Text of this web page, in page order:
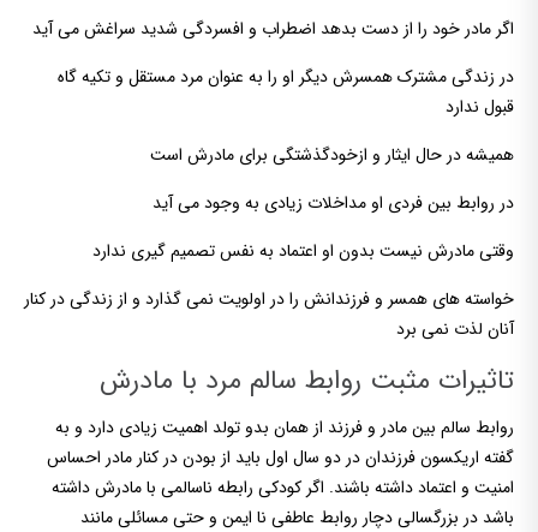
اگر مادر خود را از دست بدهد اضطراب و افسردگی شدید سراغش می آید
در زندگی مشترک همسرش دیگر او را به عنوان مرد مستقل و تکیه گاه
قبول ندارد
همیشه در حال ایثار و ازخودگذشتگی برای مادرش است
در روابط بین فردی او مداخلات زیادی به وجود می آید
وقتی مادرش نیست بدون او اعتماد به نفس تصمیم گیری ندارد
خواسته های همسر و فرزندانش را در اولویت نمی گذارد و از زندگی در کنار
آنان لذت نمی برد
تاثیرات مثبت روابط سالم مرد با مادرش
روابط سالم بین مادر و فرزند از همان بدو تولد اهمیت زیادی دارد و به
گفته اریکسون فرزندان در دو سال اول باید از بودن در کنار مادر احساس
امنیت و اعتماد داشته باشند. اگر کودکی رابطه ناسالمی با مادرش داشته
باشد در بزرگسالی دچار روابط عاطفی نا ایمن و حتی مسائلی مانند